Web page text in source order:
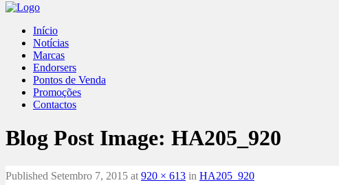
Início
Notícias
Marcas
Endorsers
Pontos de Venda
Promoções
Contactos
Blog Post Image: HA205_920
Published Setembro 7, 2015 at 920 × 613 in HA205_920